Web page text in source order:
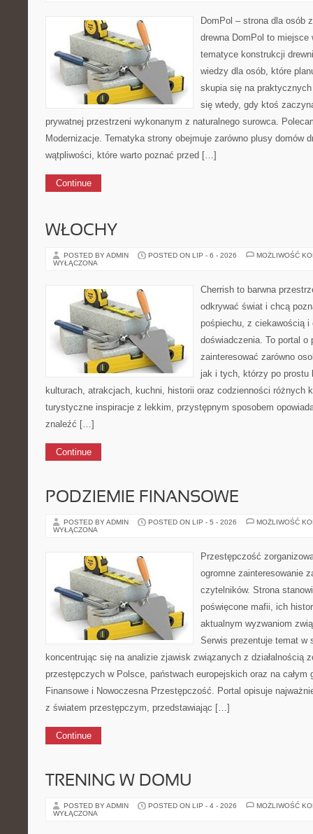
DomPol – strona dla osób
drewna DomPol to miejsce
tematyce konstrukcji
wiedzy dla osób, które
skupia się na
się wtedy, gdy ktoś
prywatnej przestrzeni wykonanym z naturalnego surowca.
Modernizacje. Tematyka strony obejmuje zarówno plusy domów
wątpliwości, które warto poznać przed […]
Continue
WŁOCHY
POSTED BY ADMIN POSTED ON LIP - 6 - 2026
MOŻLIWOŚĆ
WYŁĄCZONA
Cherrish to barwna
odkrywać świat i chcą
pośpiechu, z ciekawością i
doświadczenia. To portal o
zainteresować zarówno
jak i tych, którzy po prostu
kulturach, atrakcjach, kuchni, historii oraz codzienności różnych
turystyczne inspiracje z lekkim, przystępnym sposobem
znaleźć […]
Continue
PODZIEMIE FINANSOWE
POSTED BY ADMIN POSTED ON LIP - 5 - 2026
MOŻLIWOŚĆ
WYŁĄCZONA
Przestępczość
ogromne zainteresowanie
czytelników. Strona
poświęcone mafii, ich
aktualnym wyzwaniom
Serwis prezentuje temat w
koncentrując się na analizie zjawisk związanych z działalnością
przestępczych w Polsce, państwach europejskich oraz na całym
Finansowe i Nowoczesna Przestępczość. Portal opisuje
z światem przestępczym, przedstawiając […]
Continue
TRENING W DOMU
POSTED BY ADMIN POSTED ON LIP - 4 - 2026
MOŻLIWOŚĆ
WYŁĄCZONA